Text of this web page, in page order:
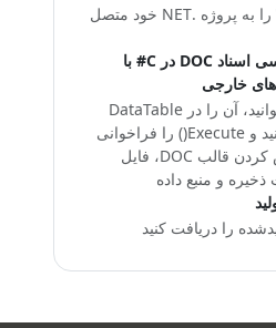
Wordize SDK را به پروژه .NET خود متصل
تولید برنامه‌نویسی اسناد DOC در C# با
خارجی
آن را در DataTable
Execute()
را فراخوانی
کنید، با مشخص کردن قالب DOC، فایل
و منبع داده